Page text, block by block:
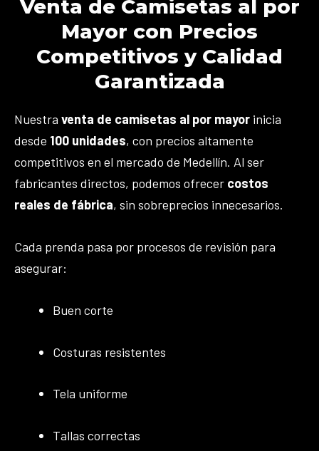
Venta de Camisetas al por
Mayor con Precios
Competitivos y Calidad
Garantizada
Nuestra venta de camisetas al por mayor inicia
desde 100 unidades, con precios altamente
competitivos en el mercado de Medellín. Al ser
fabricantes directos, podemos ofrecer costos
reales de fábrica, sin sobreprecios innecesarios.
Cada prenda pasa por procesos de revisión para
asegurar:
Buen corte
Costuras resistentes
Tela uniforme
Tallas correctas